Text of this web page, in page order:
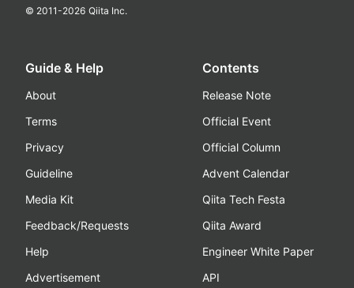
© 2011-2026 Qiita Inc.
Guide & Help
About
Terms
Privacy
Guideline
Media Kit
Feedback/Requests
Help
Advertisement
Contents
Release Note
Official Event
Official Column
Advent Calendar
Qiita Tech Festa
Qiita Award
Engineer White Paper
API